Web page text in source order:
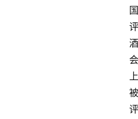
国
评
酒
会
上
被
评